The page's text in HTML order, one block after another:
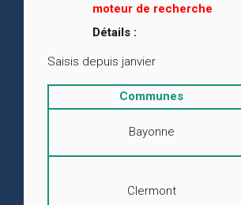
moteur de recherche
Détails :
Saisis depuis janvier
Communes
Bayonne
Clermont